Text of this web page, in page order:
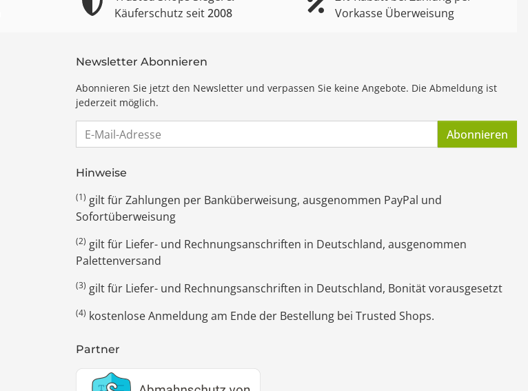
Käuferschutz seit2008
Vorkasse Überweisung
Newsletter Abonnieren
Abonnieren Sie jetzt den Newsletter und verpassen Sie keine Angebote. Die Abmeldung ist
jederzeit möglich.
E-Mail-Adresse Abonnieren
Hinweise
(1) gilt für Zahlungen per Banküberweisung, ausgenommen PayPal und
Sofortüberweisung
(2) gilt für Liefer- und Rechnungsanschriften in Deutschland, ausgenommen
Palettenversand
(3) gilt für Liefer- und Rechnungsanschriften in Deutschland, Bonität vorausgesetzt
(4) kostenlose Anmeldung am Ende der Bestellung bei Trusted Shops.
Partner